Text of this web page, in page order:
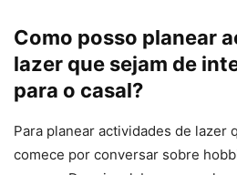
Como posso planear
lazer que sejam de
para o casal?
Para planear actividades de lazer
comece por conversar sobre